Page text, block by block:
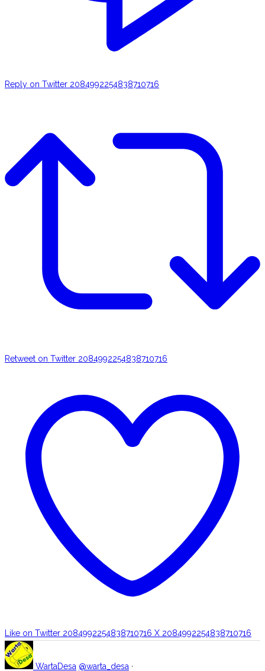
Reply on Twitter 2084992254838710716
Retweet on Twitter 2084992254838710716
Like on Twitter 2084992254838710716 X 2084992254838710716
WartaDesa @warta_desa ·